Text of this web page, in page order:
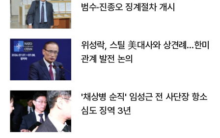
범수·진종오 징계절차 개시
위성락, 스틸 美대사와 상견례…한미
관계 발전 논의
'채상병 순직' 임성근 전 사단장 항소
심도 징역 3년